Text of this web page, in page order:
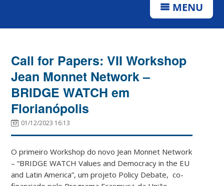
MENU
Call for Papers: VII Workshop
Jean Monnet Network –
BRIDGE WATCH em
Florianópolis
01/12/2023 16:13
O primeiro Workshop do novo Jean Monnet Network
– “BRIDGE WATCH Values and Democracy in the EU
and Latin America”, um projeto Policy Debate, co-